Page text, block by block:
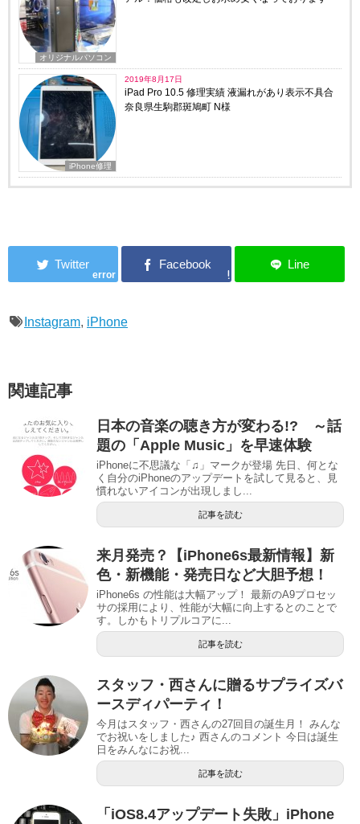
オリジナルパソコン
iPhone修理
2019年8月17日
iPad Pro 10.5 修理実績 液漏れがあり表示不具合
奈良県生駒郡斑鳩町 N様
error
Instagram, iPhone
関連記事
日本の音楽の聴き方が変わる!? ～話
題の「Apple Music」を早速体験
iPhoneに不思議な「♫」マークが登場 先日、何とな
く自分のiPhoneのアップデートを試して見ると、見
慣れないアイコンが出現しまし...
記事を読む
来月発売？【iPhone6s最新情報】新
色・新機能・発売日など大胆予想！
iPhone6s の性能は大幅アップ！ 最新のA9プロセッ
サの採用により、性能が大幅に向上するとのことで
す。しかもトリプルコアに...
記事を読む
スタッフ・西さんに贈るサプライズバ
ースディパーティ！
今月はスタッフ・西さんの27回目の誕生月！ みんな
でお祝いをしました♪ 西さんのコメント 今日は誕生
日をみんなにお祝...
記事を読む
「iOS8.4アップデート失敗」iPhone